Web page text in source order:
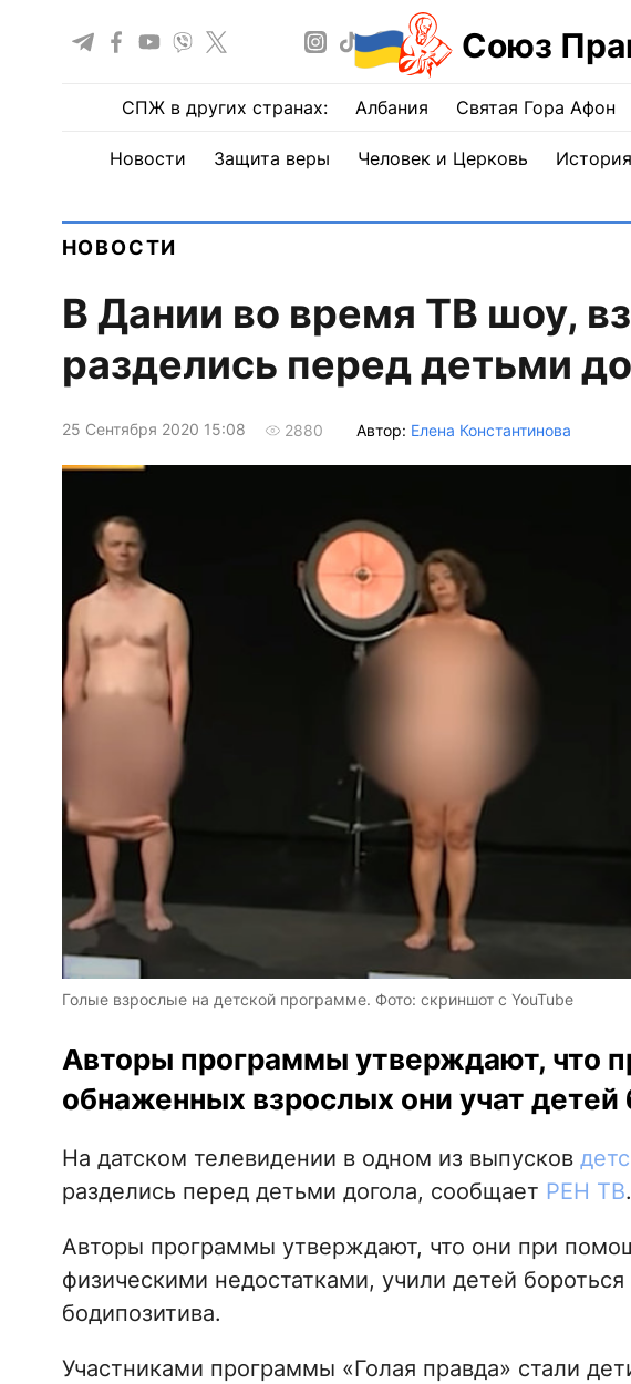
Союз
СПЖ в других странах: Албания Святая Гора Афон
Новости Защита веры Человек и Церковь
НОВОСТИ
В Дании во время ТВ шоу,
разделись перед детьми
25 Сентября 2020 15:08 2880 Автор: Елена Константинова
Голые взрослые на детской программе. Фото: скриншот с YouTube
Авторы программы утверждают, что
обнаженных взрослых они учат
На датском телевидении в одном из выпусков
разделись перед детьми догола, сообщает РЕН ТВ.
Авторы программы утверждают, что они при
физическими недостатками, учили детей
бодипозитива.
Участниками программы «Голая правда» стали